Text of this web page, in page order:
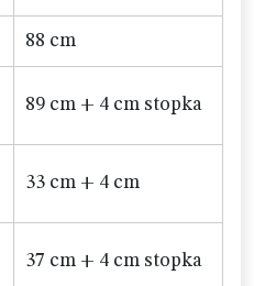
88 cm
89 cm + 4 cm stopka
33 cm + 4 cm
37 cm + 4 cm stopka